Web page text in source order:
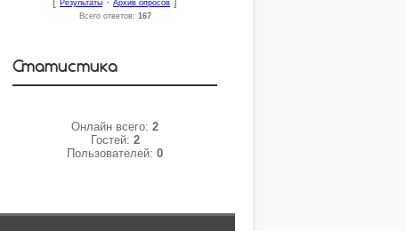
Результаты Архив опросов
Всего ответов: 167
Статистика
Онлайн всего: 2
Гостей: 2
Пользователей: 0